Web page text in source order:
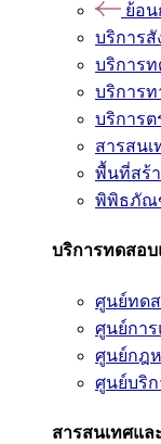
ย้อ
บริการสั
บริการ
บริการ
บริการ
สารสน
พื้นที่สร้
พิพิธภั
บริการทดสอ
ศูนย์ทด
ศูนย์การ
ศูนย์กฎ
ศูนย์บริ
สารสนเทศแล